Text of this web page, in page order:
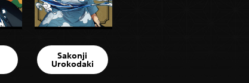
Sakonji
Urokodaki